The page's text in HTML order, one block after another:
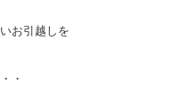
お引越しを
・